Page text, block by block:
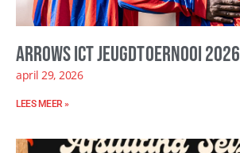
Arrows ICT Jeugdtoernooi 2026
april 29, 2026
LEES MEER »